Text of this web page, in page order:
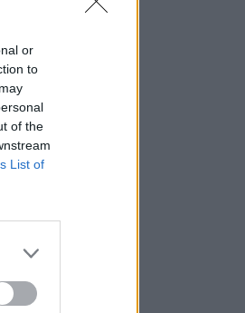
or
to
of the
List of